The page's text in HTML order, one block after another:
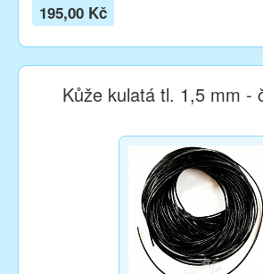
195,00 Kč
Kůže kulatá tl. 1,5 mm -